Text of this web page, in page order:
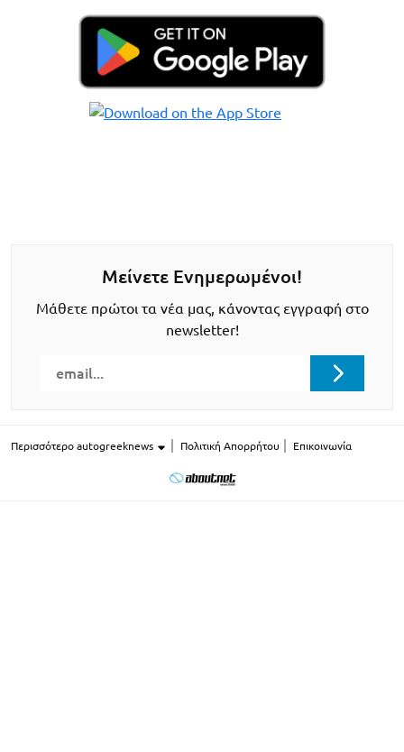
Μείνετε Ενημερωμένοι!
Μάθετε πρώτοι τα νέα μας, κάνοντας εγγραφή στο
newsletter!
Περισσότερο autogreeknews Πολιτική Απορρήτου Επικοινωνία